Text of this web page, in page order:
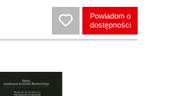
Powiadom o
dostępności